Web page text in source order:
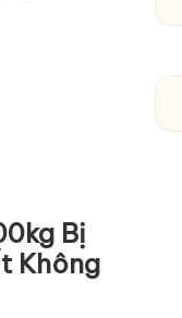
Bị
Không